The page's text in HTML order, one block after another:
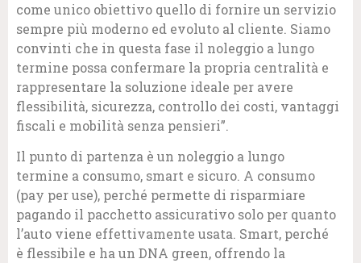
come unico obiettivo quello di fornire un servizio
sempre più moderno ed evoluto al cliente. Siamo
convinti che in questa fase il noleggio a lungo
termine possa confermare la propria centralità e
rappresentare la soluzione ideale per avere
flessibilità, sicurezza, controllo dei costi, vantaggi
fiscali e mobilità senza pensieri”.
Il punto di partenza è un noleggio a lungo
termine a consumo, smart e sicuro. A consumo
(pay per use), perché permette di risparmiare
pagando il pacchetto assicurativo solo per quanto
l’auto viene effettivamente usata. Smart, perché
è flessibile e ha un DNA green, offrendo la